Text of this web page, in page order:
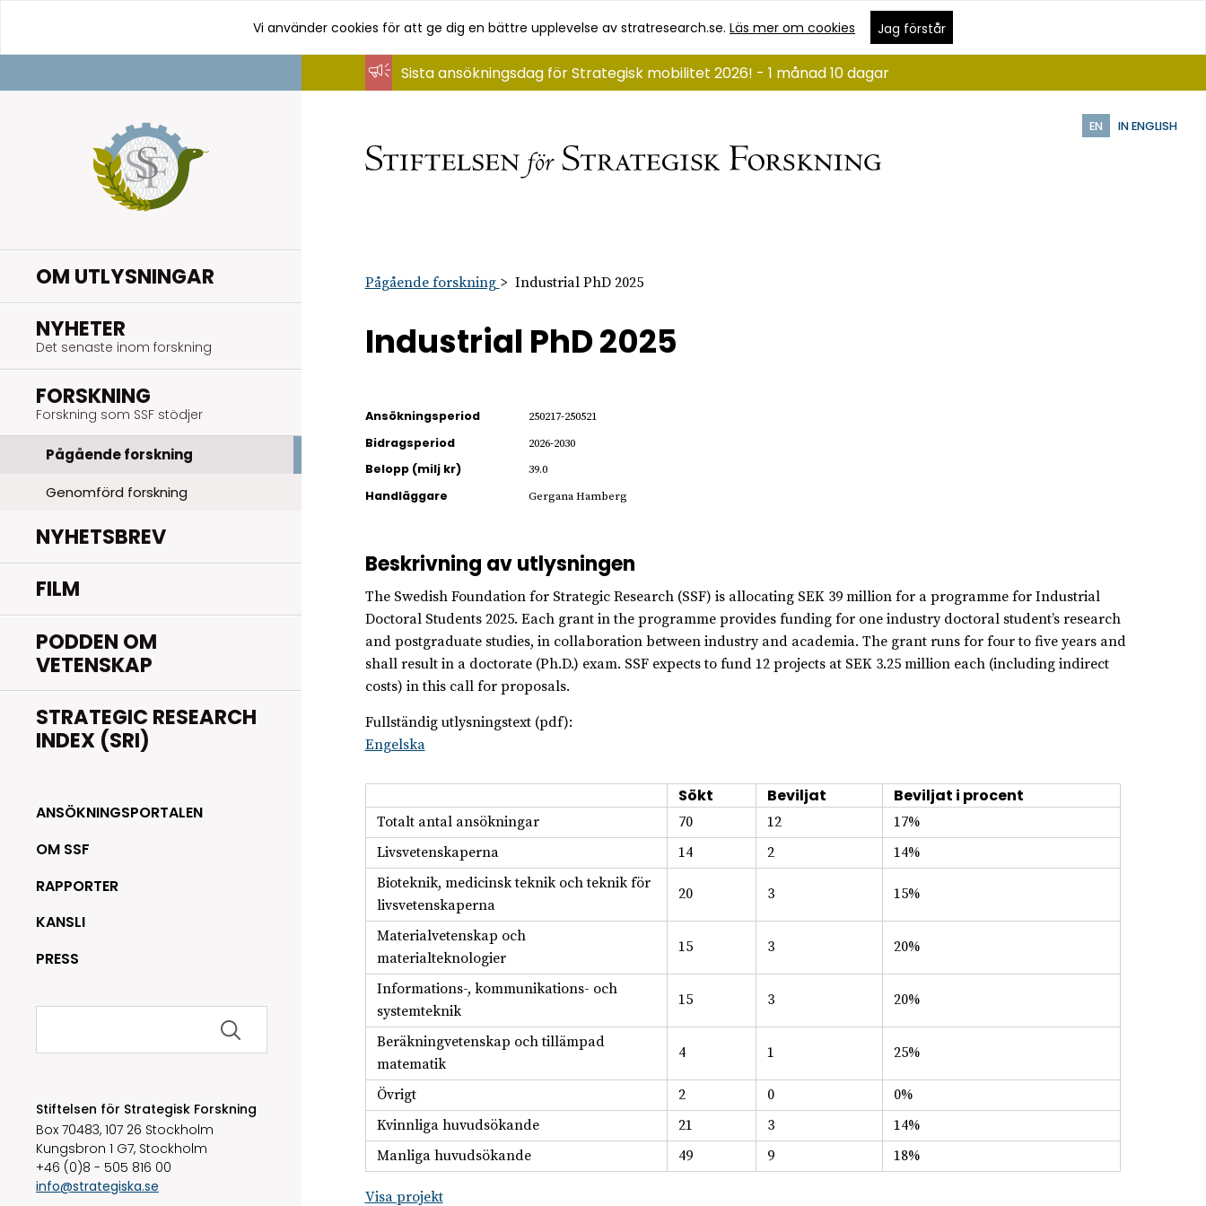
innehåll
Vi använder cookies för att ge dig en bättre upplevelse av stratresearch.se.Läs mer om cookies Jag förstår
EN IN ENGLISH
OM UTLYSNINGAR
NYHETER
Det senaste inom forskning
FORSKNING
Forskning som SSF stödjer
Pågående forskning
Genomförd forskning
NYHETSBREV
FILM
PODDEN OM
VETENSKAP
STRATEGIC RESEARCH
INDEX (SRI)
ANSÖKNINGSPORTALEN
OM SSF
RAPPORTER
KANSLI
PRESS
Sök
Stiftelsen för Strategisk Forskning
Box 70483, 107 26 Stockholm
Kungsbron 1 G7, Stockholm
+46 (0)8 - 505 816 00
info@strategiska.se
Sista ansökningsdag för Strategisk mobilitet 2026! - 1 månad 10 dagar
Pågående forskning Industrial PhD 2025
Industrial PhD 2025
Ansökningsperiod 250217-250521
Bidragsperiod 2026-2030
Belopp (milj kr) 39.0
Handläggare Gergana Hamberg
Beskrivning av utlysningen
The Swedish Foundation for Strategic Research (SSF) is allocating SEK 39 million for a programme for Industrial
Doctoral Students 2025. Each grant in the programme provides funding for one industry doctoral student’s research
and postgraduate studies, in collaboration between industry and academia. The grant runs for four to five years and
shall result in a doctorate (Ph.D.) exam. SSF expects to fund 12 projects at SEK 3.25 million each (including indirect
costs) in this call for proposals.
Fullständig utlysningstext (pdf):
Engelska
Sökt Beviljat Beviljat i procent
Totalt antal ansökningar 70 12
17%
Livsvetenskaperna
14 2
14%
Bioteknik, medicinsk teknik och teknik för
livsvetenskaperna
20 3 15%
Materialvetenskap och
materialteknologier
15 3 20%
Informations-, kommunikations- och
systemteknik
15 3 20%
Beräkningvetenskap och tillämpad
matematik
4 1 25%
Övrigt 2 0
0%
Kvinnliga huvudsökande
21 3
14%
Manliga huvudsökande
49 9 18%
Visa projekt